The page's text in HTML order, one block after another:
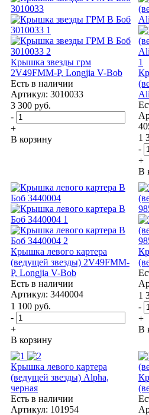
Крышка звезды грм
2V49FMM-P, Longjia V-Bob
Есть в наличии
Артикул: 3010033
3 300 руб.
-
+
В корзину
1
-
+
В
Крышка левого картера
(ведущей звезды) 2V49FMM-
P, Longjia V-Bob
Есть в наличии
Артикул: 3440004
1 100 руб.
-
+
В корзину
1
-
+
В
Крышка левого картера
(ведущей звезды) Alpha,
черная
Есть в наличии
Артикул: 101954